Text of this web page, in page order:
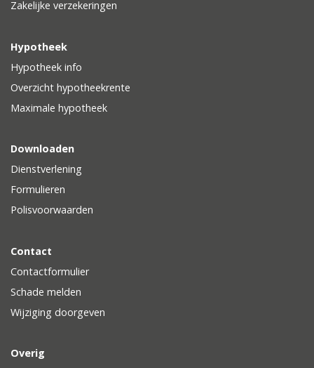
Zakelijke verzekeringen
Hypotheek
Hypotheek info
Overzicht hypotheekrente
Maximale hypotheek
Downloaden
Dienstverlening
Formulieren
Polisvoorwaarden
Contact
Contactformulier
Schade melden
Wijziging doorgeven
Overig